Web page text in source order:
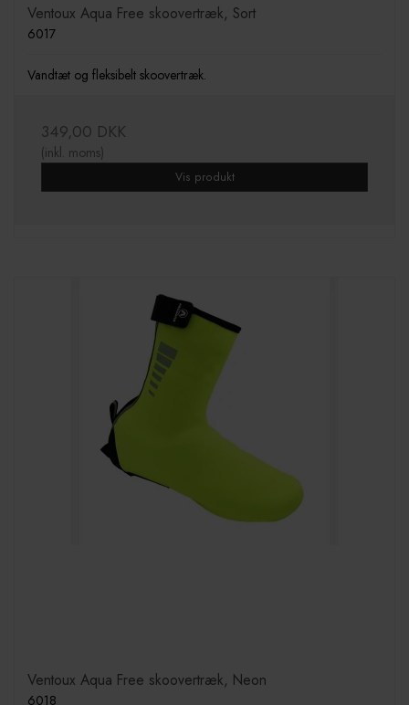
Ventoux Aqua Free skoovertræk, Sort
6017
Vandtæt og fleksibelt skoovertræk.
349,00 DKK
(inkl. moms)
Vis produkt
Ventoux Aqua Free skoovertræk, Neon
6018